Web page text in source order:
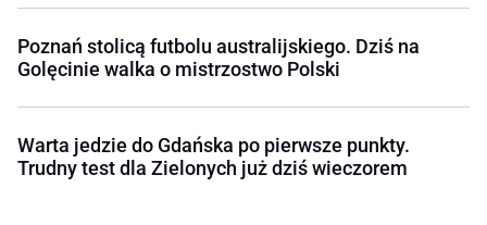
Poznań stolicą futbolu australijskiego. Dziś na
Golęcinie walka o mistrzostwo Polski
Warta jedzie do Gdańska po pierwsze punkty.
Trudny test dla Zielonych już dziś wieczorem